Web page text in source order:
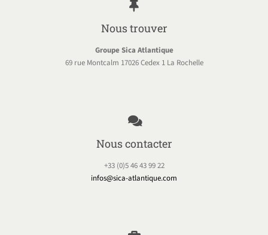
Nous trouver
Groupe Sica Atlantique
69 rue Montcalm 17026 Cedex 1 La Rochelle
Nous contacter
+33 (0)5 46 43 99 22
infos@sica-atlantique.com